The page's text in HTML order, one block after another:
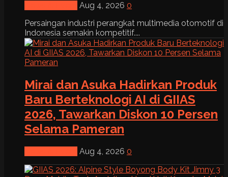
Aug 4, 2026 0
Persaingan industri perangkat multimedia otomotif di
Indonesia semakin kompetitif....
Mirai dan Asuka Hadirkan Produk
Baru Berteknologi AI di GIIAS
2026, Tawarkan Diskon 10 Persen
Selama Pameran
Aug 4, 2026 0